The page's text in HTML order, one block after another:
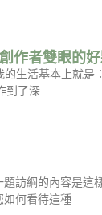
作者雙眼的好
生活基本上就是
到了深
訪綱的內容是這
如何看待這種